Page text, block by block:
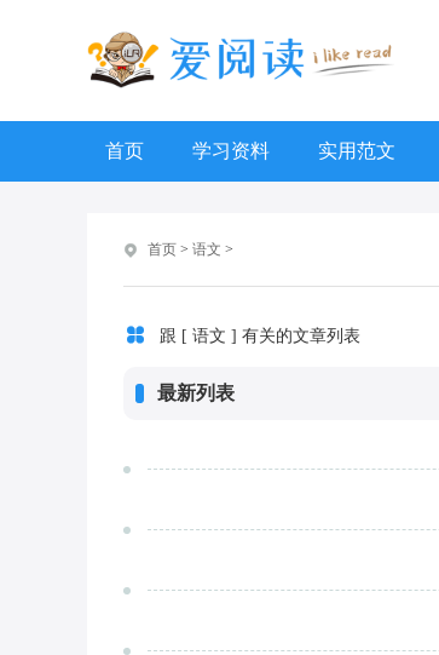
首页 学习资料 实用范文
首页 > 语文 >
跟 [ 语文 ] 有关的文章列表
最新列表